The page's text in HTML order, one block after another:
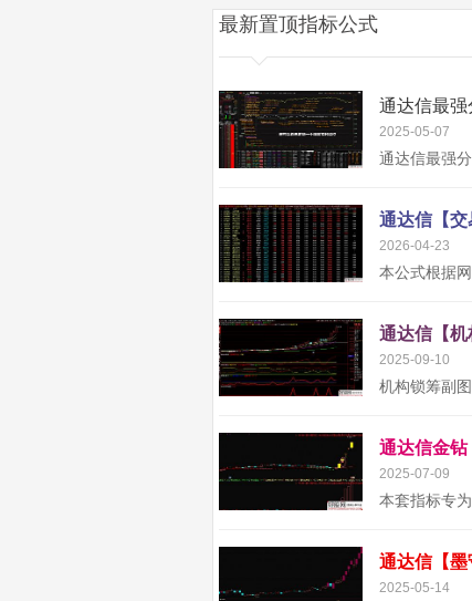
最新置顶指标公式
2025-05-07
2026-04-23
2025-09-10
2025-07-09
2025-05-14